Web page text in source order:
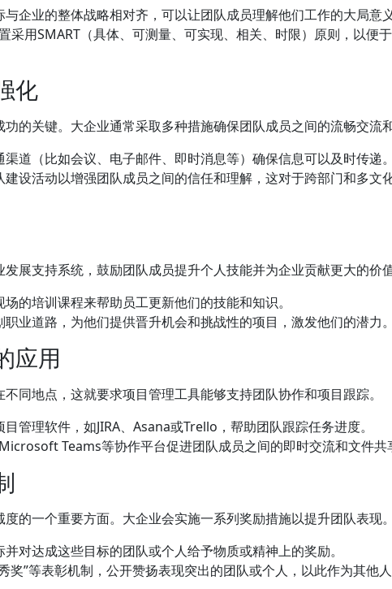
与企业的整体战略相对齐，可以让团队成员理解他们工作的大局意义
采用SMART（具体、可测量、可实现、相关、时限）原则，以便
化
的关键。大企业通常采取多种措施确保团队成员之间的流畅交流和
渠道（比如会议、电子邮件、即时消息等）确保信息可以及时传递。
建设活动以增强团队成员之间的信任和理解，这对于跨部门和多文
展支持系统，鼓励团队成员提升个人技能并为企业贡献更大的价值
场的培训课程来帮助员工更新他们的技能和知识。
职业道路，为他们提供晋升机会和挑战性的项目，激发他们的潜力。
应用
同地点，这就要求项目管理工具能够支持团队协作和项目跟踪。
管理软件，如JIRA、Asana或Trello，帮助团队跟踪任务进度。
Teams等协作平台促进团队成员之间的即时交流和文件共
的一个重要方面。大企业会实施一系列奖励措施以提升团队表现。
并对达成这些目标的团队或个人给予物质或精神上的奖励。
奖”等表彰机制，公开赞扬表现突出的团队或个人，以此作为其他人